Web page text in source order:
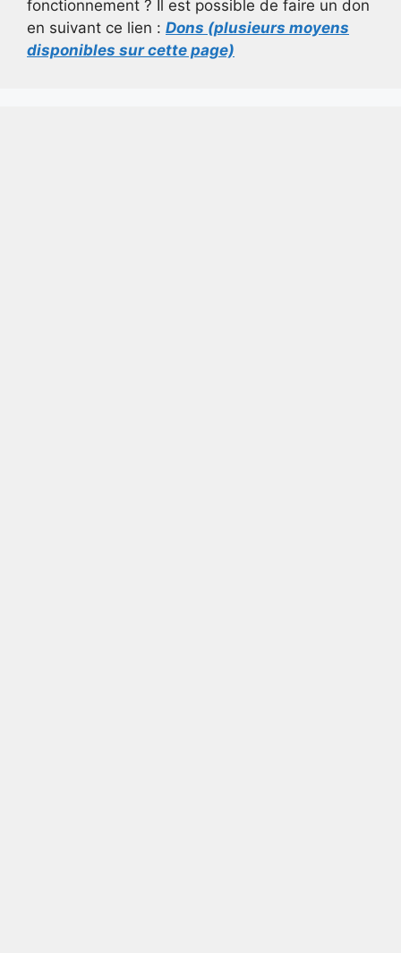
fonctionnement ? Il est possible de faire un don
en suivant ce lien : Dons (plusieurs moyens
disponibles sur cette page)